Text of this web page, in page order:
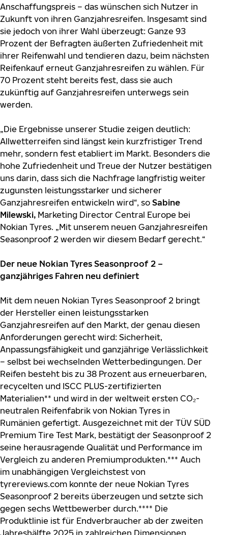
Anschaffungspreis – das wünschen sich Nutzer in
Zukunft von ihren Ganzjahresreifen. Insgesamt sind
sie jedoch von ihrer Wahl überzeugt: Ganze 93
Prozent der Befragten äußerten Zufriedenheit mit
ihrer Reifenwahl und tendieren dazu, beim nächsten
Reifenkauf erneut Ganzjahresreifen zu wählen. Für
70 Prozent steht bereits fest, dass sie auch
zukünftig auf Ganzjahresreifen unterwegs sein
werden.
„Die Ergebnisse unserer Studie zeigen deutlich:
Allwetterreifen sind längst kein kurzfristiger Trend
mehr, sondern fest etabliert im Markt. Besonders die
hohe Zufriedenheit und Treue der Nutzer bestätigen
uns darin, dass sich die Nachfrage langfristig weiter
zugunsten leistungsstarker und sicherer
Ganzjahresreifen entwickeln wird“, so Sabine
Milewski, Marketing Director Central Europe bei
Nokian Tyres. „Mit unserem neuen Ganzjahresreifen
Seasonproof 2 werden wir diesem Bedarf gerecht.“
Der neue Nokian Tyres Seasonproof 2 –
ganzjähriges Fahren neu definiert
Mit dem neuen Nokian Tyres Seasonproof 2 bringt
der Hersteller einen leistungsstarken
Ganzjahresreifen auf den Markt, der genau diesen
Anforderungen gerecht wird: Sicherheit,
Anpassungsfähigkeit und ganzjährige Verlässlichkeit
– selbst bei wechselnden Wetterbedingungen. Der
Reifen besteht bis zu 38 Prozent aus erneuerbaren,
recycelten und ISCC PLUS-zertifizierten
Materialien** und wird in der weltweit ersten CO₂-
neutralen Reifenfabrik von Nokian Tyres in
Rumänien gefertigt. Ausgezeichnet mit der TÜV SÜD
Premium Tire Test Mark, bestätigt der Seasonproof 2
seine herausragende Qualität und Performance im
Vergleich zu anderen Premiumprodukten.*** Auch
im unabhängigen Vergleichstest von
tyrereviews.com konnte der neue Nokian Tyres
Seasonproof 2 bereits überzeugen und setzte sich
gegen sechs Wettbewerber durch.**** Die
Produktlinie ist für Endverbraucher ab der zweiten
Jahreshälfte 2025 in zahlreichen Dimensionen